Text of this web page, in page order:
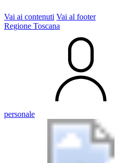
Vai ai contenuti Vai al footer
Regione Toscana
personale